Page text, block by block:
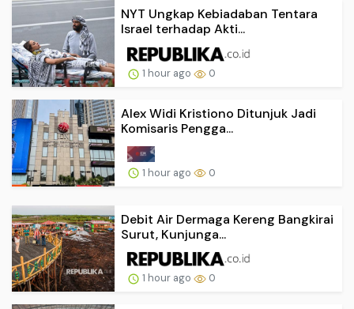
NYT Ungkap Kebiadaban Tentara
Israel terhadap Akti...
1 hour ago 0
Alex Widi Kristiono Ditunjuk Jadi
Komisaris Pengga...
1 hour ago 0
Debit Air Dermaga Kereng Bangkirai
Surut, Kunjunga...
1 hour ago 0